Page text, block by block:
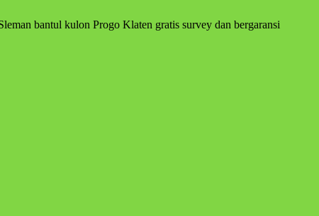
bantul kulon Progo Klaten gratis survey dan bergaransi